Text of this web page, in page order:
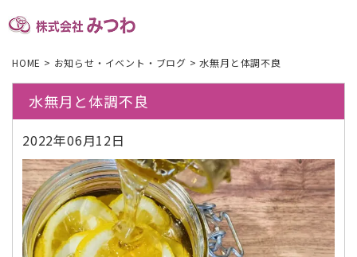
HOME > お知らせ・イベント・ブログ >水無月と体調不良
水無月と体調不良
2022年06月12日